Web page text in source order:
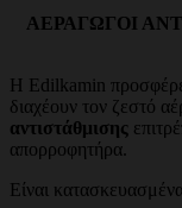
ΑΕΡΑΓΩΓΟΙ
Η Edilkamin
διαχέουν τον ζεστό
αντιστάθμισης
απορροφητήρα.
Είναι